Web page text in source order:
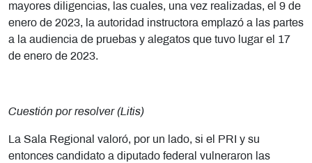
mayores diligencias, las cuales, una vez realizadas, el 9 de
enero de 2023, la autoridad instructora emplazó a las partes
a la audiencia de pruebas y alegatos que tuvo lugar el 17
de enero de 2023.
Cuestión por resolver (Litis)
La Sala Regional valoró, por un lado, si el PRI y su
entonces candidato a diputado federal vulneraron las